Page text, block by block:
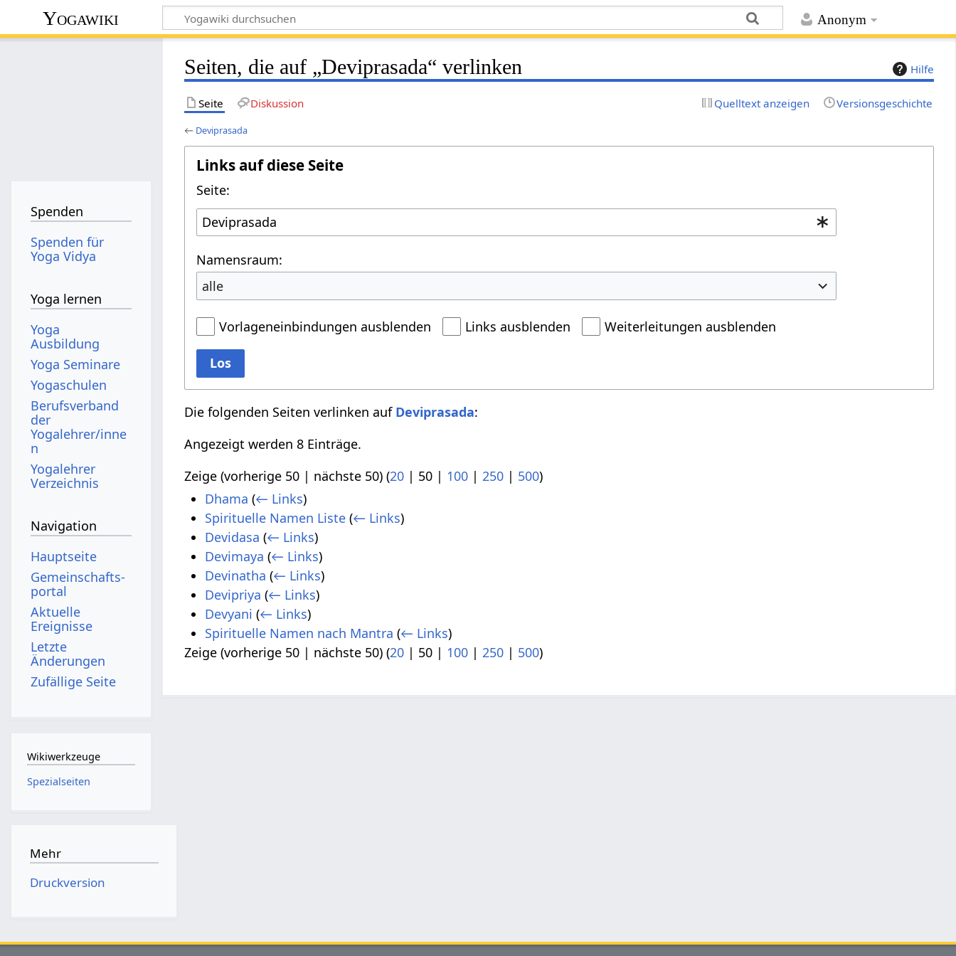
Anonym
Yogawiki
Hilfe
Seiten, die auf „Deviprasada“ verlinken
Seite Diskussion Quelltext anzeigen Versionsgeschichte
← Deviprasada
Links auf diese Seite
Seite:
Namensraum:
alle
Vorlageneinbindungen ausblenden Links ausblenden Weiterleitungen ausblenden
Los
Die folgenden Seiten verlinken auf Deviprasada:
Angezeigt werden 8 Einträge.
Zeige (vorherige 50 | nächste 50) (20 | 50 | 100 |250 | 500)
Dhama (← Links)
Spirituelle Namen Liste (← Links)
Devidasa (← Links)
Devimaya (← Links)
Devinatha (← Links)
Devipriya (← Links)
Devyani (← Links)
Spirituelle Namen nach Mantra (← Links)
Zeige (vorherige 50 | nächste 50) (20 | 50 | 100 |250 | 500)
Spenden
Spenden für
Yoga Vidya
Yoga lernen
Yoga
Ausbildung
Yoga Seminare
Yogaschulen
Berufsverband
der
Yogalehrer/inne
n
Yogalehrer
Verzeichnis
Navigation
Hauptseite
Gemeinschafts­
portal
Aktuelle
Ereignisse
Letzte
Änderungen
Zufällige Seite
Wikiwerkzeuge
Spezialseiten
Mehr
Druckversion